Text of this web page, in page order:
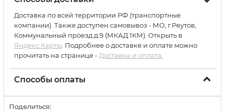
Доставка по всей территории РФ (транспортные
компании). Также доступен самовывоз - МО, г.Реутов,
Коммунальный проезд д.9 (МКАД 1КМ). Открыть в
Яндекс.Карты . Подробнее о доставке и оплате можно
прочитать на странице - Доставка и оплата.
Способы оплаты
Поделиться: